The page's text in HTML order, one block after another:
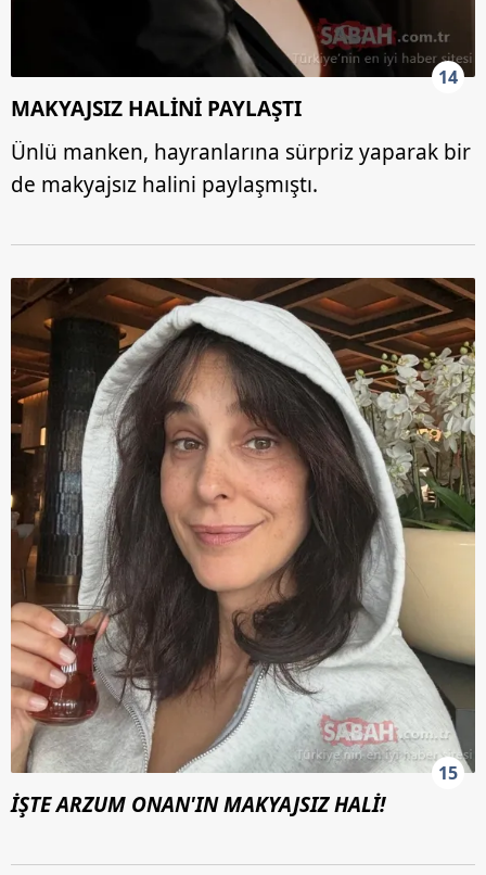
14
MAKYAJSIZ HALİNİ PAYLAŞTI
Ünlü manken, hayranlarına sürpriz yaparak bir
de makyajsız halini paylaşmıştı.
15
İŞTE ARZUM ONAN'IN MAKYAJSIZ HALİ!